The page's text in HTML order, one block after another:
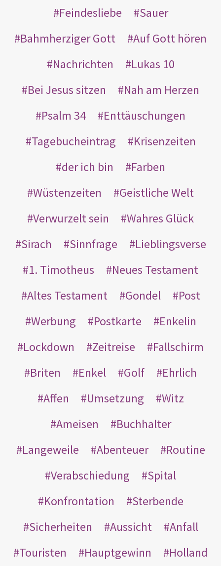
Feindesliebe
Sauer
Bahmherziger Gott
Auf Gott hören
Nachrichten
Lukas 10
Bei Jesus sitzen
Nah am Herzen
Psalm 34
Enttäuschungen
Tagebucheintrag
Krisenzeiten
der ich bin
Farben
Wüstenzeiten
Geistliche Welt
Verwurzelt sein
Wahres Glück
Sirach
Sinnfrage
Lieblingsverse
1. Timotheus
Neues Testament
Altes Testament
Gondel
Post
Werbung
Postkarte
Enkelin
Lockdown
Zeitreise
Fallschirm
Briten
Enkel Golf
Ehrlich
Affen
Umsetzung
Witz
Ameisen
Buchhalter
Langeweile
Abenteuer
Routine
Verabschiedung
Spital
Konfrontation
Sterbende
Sicherheiten
Aussicht
Anfall
Touristen
Hauptgewinn Holland